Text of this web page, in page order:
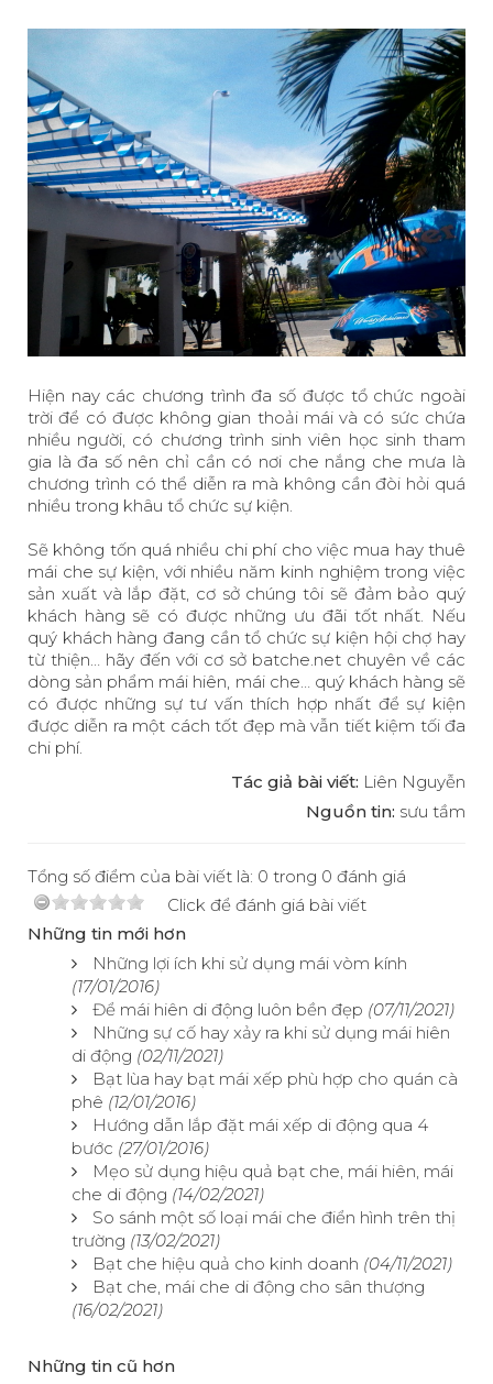
Hiện nay các chương trình đa số được tổ chức ngoài
trời để có được không gian thoải mái và có sức chứa
nhiều người, có chương trình sinh viên học sinh tham
gia là đa số nên chỉ cần có nơi che nắng che mưa là
chương trình có thể diễn ra mà không cần đòi hỏi quá
nhiều trong khâu tổ chức sự kiện.
Sẽ không tốn quá nhiều chi phí cho việc mua hay thuê
mái che sự kiện, với nhiều năm kinh nghiệm trong việc
sản xuất và lắp đặt, cơ sở chúng tôi sẽ đảm bảo quý
khách hàng sẽ có được những ưu đãi tốt nhất. Nếu
quý khách hàng đang cần tổ chức sự kiện hội chợ hay
từ thiện… hãy đến với cơ sở batche.net chuyên về các
dòng sản phẩm mái hiên, mái che… quý khách hàng sẽ
có được những sự tư vấn thích hợp nhất để sự kiện
được diễn ra một cách tốt đẹp mà vẫn tiết kiệm tối đa
chi phí.
Tác giả bài viết: Liên Nguyễn
Nguồn tin: sưu tầm
Tổng số điểm của bài viết là: 0 trong 0 đánh giá
Click để đánh giá bài viết
Những tin mới hơn
Những lợi ích khi sử dụng mái vòm kính
(17/01/2016)
Để mái hiên di động luôn bền đẹp (07/11/2021)
Những sự cố hay xảy ra khi sử dụng mái hiên
di động (02/11/2021)
Bạt lùa hay bạt mái xếp phù hợp cho quán cà
phê (12/01/2016)
Hướng dẫn lắp đặt mái xếp di động qua 4
bước (27/01/2016)
Mẹo sử dụng hiệu quả bạt che, mái hiên, mái
che di động (14/02/2021)
So sánh một số loại mái che điển hình trên thị
trường (13/02/2021)
Bạt che hiệu quả cho kinh doanh (04/11/2021)
Bạt che, mái che di động cho sân thượng
(16/02/2021)
Những tin cũ hơn